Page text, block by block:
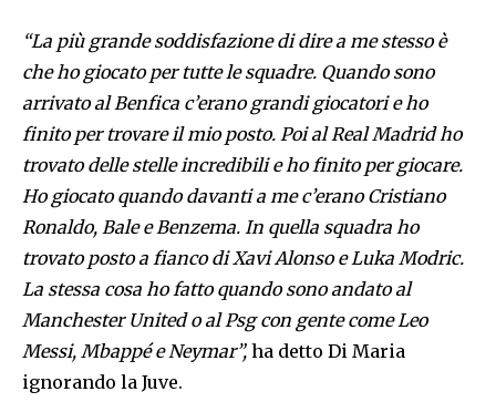
“La più grande soddisfazione di dire a me stesso è
che ho giocato per tutte le squadre. Quando sono
arrivato al Benfica c’erano grandi giocatori e ho
finito per trovare il mio posto. Poi al Real Madrid ho
trovato delle stelle incredibili e ho finito per giocare.
Ho giocato quando davanti a me c’erano Cristiano
Ronaldo, Bale e Benzema. In quella squadra ho
trovato posto a fianco di Xavi Alonso e Luka Modric.
La stessa cosa ho fatto quando sono andato al
Manchester United o al Psg con gente come Leo
Messi, Mbappé e Neymar”, ha detto Di Maria
ignorando la Juve.